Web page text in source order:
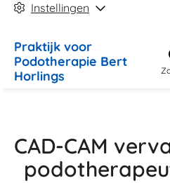
Instellingen
Praktijk voor
Podotherapie Bert
Horlings
CAD-CAM